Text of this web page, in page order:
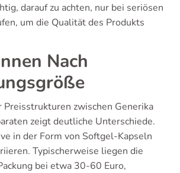
darauf zu achten, nur bei seriösen
um die Qualität des Produkts
Nach
Preisstrukturen zwischen Generika
zeigt deutliche Unterschiede.
in der Form von Softgel-Kapseln
Typischerweise liegen die
bei etwa 30-60 Euro,